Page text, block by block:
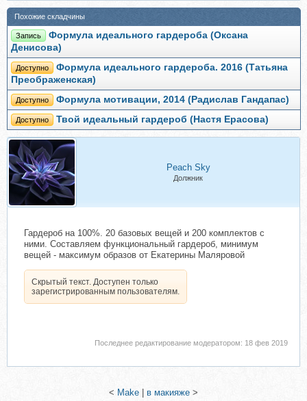
Похожие складчины
Запись
Формула идеального гардероба (Оксана
Денисова)
Доступно
Формула идеального гардероба. 2016 (Татьяна
Преображенская)
Доступно Формула мотивации, 2014 (Радислав Гандапас)
Доступно Твой идеальный гардероб (Настя Ерасова)
Peach Sky
Должник
Гардероб на 100%. 20 базовых вещей и 200 комплектов с
ними. Составляем функциональный гардероб, минимум
вещей - максимум образов от Екатерины Маляровой
Скрытый текст. Доступен только
зарегистрированным пользователям.
Последнее редактирование модератором: 18 фев 2019
< Make в макияже >